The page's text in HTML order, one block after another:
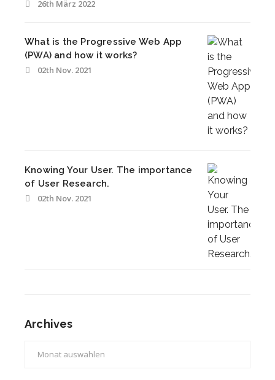
26th März 2022
What is the Progressive Web App
(PWA) and how it works?
02th Nov. 2021
Knowing Your User. The importance
of User Research.
02th Nov. 2021
Archives